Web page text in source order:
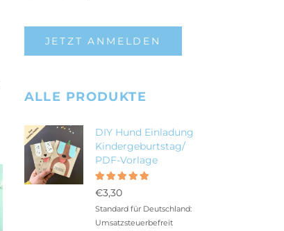
JETZT ANMELDEN
ALLE PRODUKTE
DIY Hund Einladung
Kindergeburtstag/
PDF-Vorlage
mit5.00
€3,30
Standard für Deutschland:
Umsatzsteuerbefreit